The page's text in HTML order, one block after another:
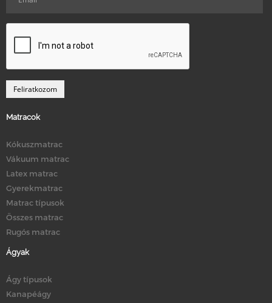
Matracok
Kókuszmatrac
Vákuum matrac
Latex matrac
Gyerekmatrac
Matrac típusok
Összes matrac
Rugós matrac
Ágyak
Ágy típusok
Kanapéágy